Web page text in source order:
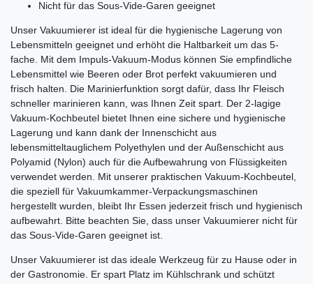
Nicht für das Sous-Vide-Garen geeignet
Unser Vakuumierer ist ideal für die hygienische Lagerung von
Lebensmitteln geeignet und erhöht die Haltbarkeit um das 5-
fache. Mit dem Impuls-Vakuum-Modus können Sie empfindliche
Lebensmittel wie Beeren oder Brot perfekt vakuumieren und
frisch halten. Die Marinierfunktion sorgt dafür, dass Ihr Fleisch
schneller marinieren kann, was Ihnen Zeit spart. Der 2-lagige
Vakuum-Kochbeutel bietet Ihnen eine sichere und hygienische
Lagerung und kann dank der Innenschicht aus
lebensmitteltauglichem Polyethylen und der Außenschicht aus
Polyamid (Nylon) auch für die Aufbewahrung von Flüssigkeiten
verwendet werden. Mit unserer praktischen Vakuum-Kochbeutel,
die speziell für Vakuumkammer-Verpackungsmaschinen
hergestellt wurden, bleibt Ihr Essen jederzeit frisch und hygienisch
aufbewahrt. Bitte beachten Sie, dass unser Vakuumierer nicht für
das Sous-Vide-Garen geeignet ist.
Unser Vakuumierer ist das ideale Werkzeug für zu Hause oder in
der Gastronomie. Er spart Platz im Kühlschrank und schützt